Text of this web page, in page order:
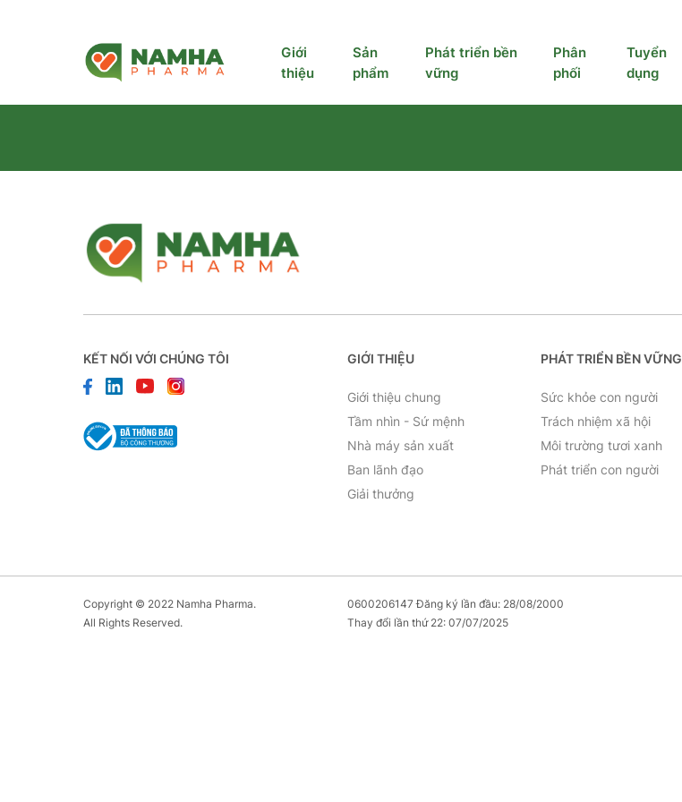
Giới
thiệu
Sản
phẩm
Phát triển bền
vững
Phân
phối
Tuyển
dụng
KẾT NỐI VỚI CHÚNG TÔI GIỚI THIỆU
Giới thiệu chung
Tầm nhìn - Sứ mệnh
Nhà máy sản xuất
Ban lãnh đạo
Giải thưởng
PHÁT TRIỂN BỀN VỮNG
Sức khỏe con người
Trách nhiệm xã hội
Môi trường tươi xanh
Phát triển con người
Copyright © 2022 Namha Pharma.
All Rights Reserved.
0600206147 Đăng ký lần đầu: 28/08/2000
Thay đổi lần thứ 22: 07/07/2025